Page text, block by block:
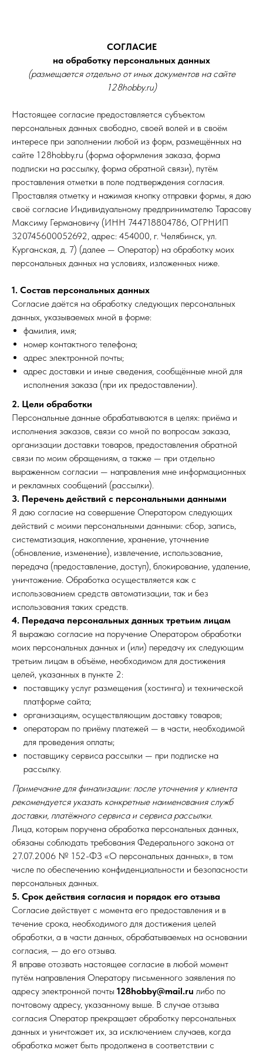
СОГЛАСИЕ
на обработку персональных данных
(размещается отдельно от иных документов на сайте
128hobby.ru)
Настоящее согласие предоставляется субъектом
персональных данных свободно, своей волей и в своём
интересе при заполнении любой из форм, размещённых на
сайте 128hobby.ru (форма оформления заказа, форма
подписки на рассылку, форма обратной связи), путём
проставления отметки в поле подтверждения согласия.
Проставляя отметку и нажимая кнопку отправки формы, я даю
своё согласие Индивидуальному предпринимателю Тарасову
Максиму Германовичу (ИНН 744718804786, ОГРНИП
320745600052692, адрес: 454000, г. Челябинск, ул.
Курганская, д. 7) (далее — Оператор) на обработку моих
персональных данных на условиях, изложенных ниже.
1. Состав персональных данных
Согласие даётся на обработку следующих персональных
данных, указываемых мной в форме:
фамилия, имя;
номер контактного телефона;
адрес электронной почты;
адрес доставки и иные сведения, сообщённые мной для
исполнения заказа (при их предоставлении).
2. Цели обработки
Персональные данные обрабатываются в целях: приёма и
исполнения заказов, связи со мной по вопросам заказа,
организации доставки товаров, предоставления обратной
связи по моим обращениям, а также — при отдельно
выраженном согласии — направления мне информационных
и рекламных сообщений (рассылки).
3. Перечень действий с персональными данными
Я даю согласие на совершение Оператором следующих
действий с моими персональными данными: сбор, запись,
систематизация, накопление, хранение, уточнение
(обновление, изменение), извлечение, использование,
передача (предоставление, доступ), блокирование, удаление,
уничтожение. Обработка осуществляется как с
использованием средств автоматизации, так и без
использования таких средств.
4. Передача персональных данных третьим лицам
Я выражаю согласие на поручение Оператором обработки
моих персональных данных и (или) передачу их следующим
третьим лицам в объёме, необходимом для достижения
целей, указанных в пункте 2:
поставщику услуг размещения (хостинга) и технической
платформе сайта;
организациям, осуществляющим доставку товаров;
операторам по приёму платежей — в части, необходимой
для проведения оплаты;
поставщику сервиса рассылки — при подписке на
рассылку.
Примечание для финализации: после уточнения у клиента
рекомендуется указать конкретные наименования служб
доставки, платёжного сервиса и сервиса рассылки.
Лица, которым поручена обработка персональных данных,
обязаны соблюдать требования Федерального закона от
27.07.2006 № 152-ФЗ «О персональных данных», в том
числе по обеспечению конфиденциальности и безопасности
персональных данных.
5. Срок действия согласия и порядок его отзыва
Согласие действует с момента его предоставления и в
течение срока, необходимого для достижения целей
обработки, а в части данных, обрабатываемых на основании
согласия, — до его отзыва.
Я вправе отозвать настоящее согласие в любой момент
путём направления Оператору письменного заявления по
адресу электронной почты 128hobby@mail.ru либо по
почтовому адресу, указанному выше. В случае отзыва
согласия Оператор прекращает обработку персональных
данных и уничтожает их, за исключением случаев, когда
обработка может быть продолжена в соответствии с